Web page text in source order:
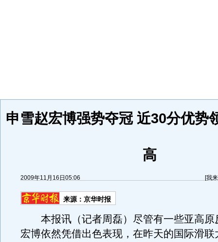
申雪赵宏博强势夺冠 近30分优势
高
2009年11月16日05:06 [我
来源： 京华时报
本报讯（记者周磊）尽管有一些亚高原
宏博依然凭借出色表现，在昨天的国际滑联